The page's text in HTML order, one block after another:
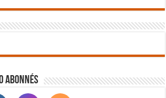
abonnés